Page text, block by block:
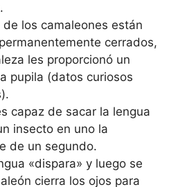
los camaleones están
cerrados,
les proporcionó un
pupila (datos curiosos
capaz de sacar la lengua
insecto en uno la
de un segundo.
«dispara» y luego se
cierra los ojos para